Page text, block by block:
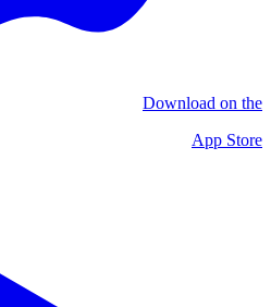
Download on the
App Store